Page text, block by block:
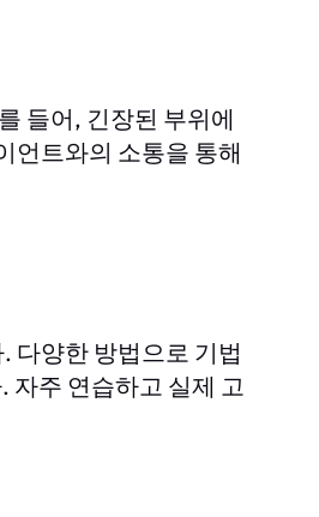
들어, 긴장된 부위에
언트와의 소통을 통해
다양한 방법으로 기법
자주 연습하고 실제 고